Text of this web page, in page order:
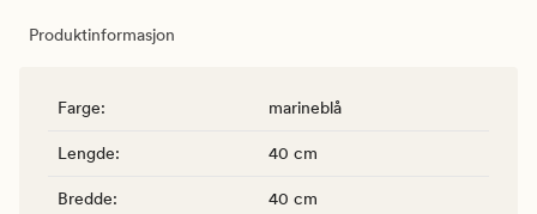
Produktinformasjon
Farge: marineblå
Lengde: 40 cm
Bredde: 40 cm